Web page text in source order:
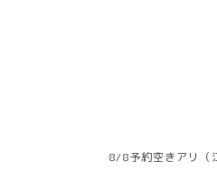
8/8予約空きアリ（